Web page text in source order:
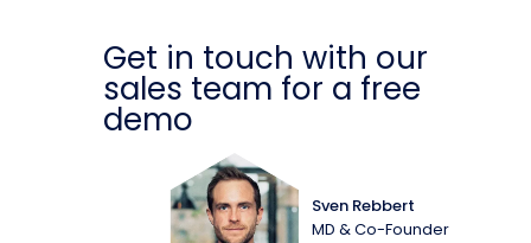
Get in touch with our
sales team for a free
demo
Sven Rebbert
MD & Co-Founder